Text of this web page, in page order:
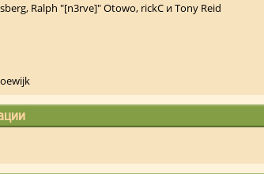
Ralph "[n3rve]" Otowo, rickC и Tony Reid